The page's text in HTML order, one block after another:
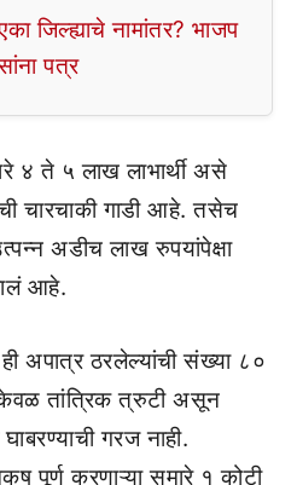
जिल्ह्याचे नामांतर? भाजप
पत्र
४ ते ५ लाख लाभार्थी असे
चारचाकी गाडी आहे. तसेच
अडीच लाख रुपयांपेक्षा
आहे.
अपात्र ठरलेल्यांची संख्या ८०
केवळ तांत्रिक त्रुटी असून
गरज नाही.
पूर्ण करणाऱ्या सुमारे १ कोटी